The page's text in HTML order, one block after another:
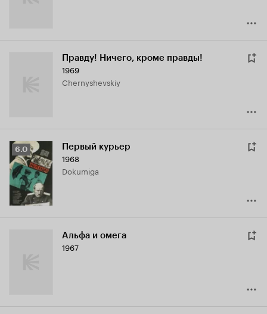
Правду! Ничего, кроме правды!
1969
Chernyshevskiy
Рейтинг
Кинопоиска
6.0
6.0 Первый курьер
1968
Dokumiga
Альфа и омега
1967